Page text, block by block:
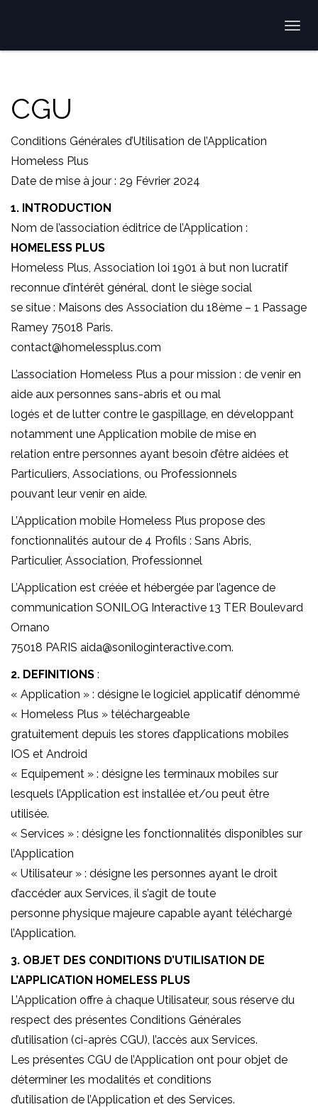
CGU
Conditions Générales d’Utilisation de l’Application
Homeless Plus
Date de mise à jour : 29 Février 2024
1. INTRODUCTION
Nom de l’association éditrice de l’Application :
HOMELESS PLUS
Homeless Plus, Association loi 1901 à but non lucratif
reconnue d’intérêt général, dont le siège social
se situe : Maisons des Association du 18ème – 1 Passage
Ramey 75018 Paris.
contact@homelessplus.com
L’association Homeless Plus a pour mission : de venir en
aide aux personnes sans-abris et ou mal
logés et de lutter contre le gaspillage, en développant
notamment une Application mobile de mise en
relation entre personnes ayant besoin d’être aidées et
Particuliers, Associations, ou Professionnels
pouvant leur venir en aide.
L’Application mobile Homeless Plus propose des
fonctionnalités autour de 4 Profils : Sans Abris,
Particulier, Association, Professionnel
L’Application est créée et hébergée par l’agence de
communication SONILOG Interactive 13 TER Boulevard
Ornano
75018 PARIS aida@soniloginteractive.com.
2. DEFINITIONS :
« Application » : désigne le logiciel applicatif dénommé
« Homeless Plus » téléchargeable
gratuitement depuis les stores d’applications mobiles
IOS et Android
« Equipement » : désigne les terminaux mobiles sur
lesquels l’Application est installée et/ou peut être
utilisée.
« Services » : désigne les fonctionnalités disponibles sur
l’Application
« Utilisateur » : désigne les personnes ayant le droit
d’accéder aux Services, il s’agit de toute
personne physique majeure capable ayant téléchargé
l’Application.
3. OBJET DES CONDITIONS D’UTILISATION DE
L’APPLICATION HOMELESS PLUS
L’Application offre à chaque Utilisateur, sous réserve du
respect des présentes Conditions Générales
d’utilisation (ci-après CGU), l’accès aux Services.
Les présentes CGU de l’Application ont pour objet de
déterminer les modalités et conditions
d’utilisation de l’Application et des Services.